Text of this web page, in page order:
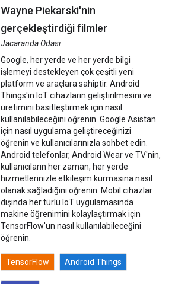
Wayne Piekarski'nin
gerçekleştirdiği filmler
Jacaranda Odası
Google, her yerde ve her yerde bilgi
işlemeyi destekleyen çok çeşitli yeni
platform ve araçlara sahiptir. Android
Things'in IoT cihazların geliştirilmesini ve
üretimini basitleştirmek için nasıl
kullanılabileceğini öğrenin. Google Asistan
için nasıl uygulama geliştireceğinizi
öğrenin ve kullanıcılarınızla sohbet edin.
Android telefonlar, Android Wear ve TV'nin,
kullanıcıların her zaman, her yerde
hizmetlerinizle etkileşim kurmasına nasıl
olanak sağladığını öğrenin. Mobil cihazlar
dışında her türlü IoT uygulamasında
makine öğrenimini kolaylaştırmak için
TensorFlow'un nasıl kullanılabileceğini
öğrenin.
TensorFlow Android Things